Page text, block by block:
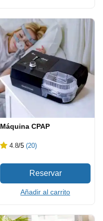
Máquina CPAP
4.8/5 (20)
Añadir al carrito